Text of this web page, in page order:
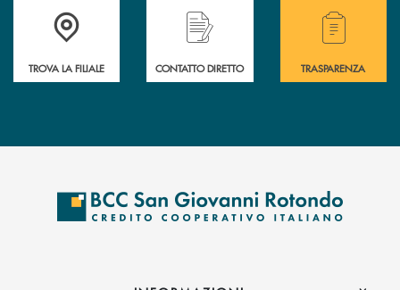
Accedi all' elenco completo delle filiali della BCC San Giovanni
TROVA LA FILIALE
Hai bisogno di assistenza immediata?
CONTATTO DIRETTO
Hai bisogno di
TRASPARENZA